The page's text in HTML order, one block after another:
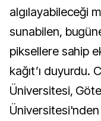
algılayabileceği
sunabilen,
piksellere sahip
kağıt’ı duyurdu.
Üniversitesi,
Üniversitesi'nden